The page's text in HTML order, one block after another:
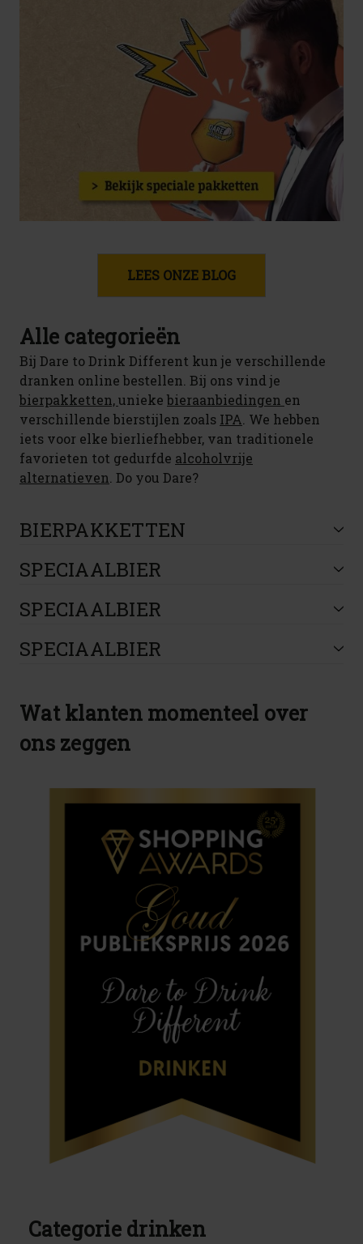
LEES ONZE BLOG
Alle categorieën
Bij Dare to Drink Different kun je verschillende
dranken online bestellen. Bij ons vind je
bierpakketten,unieke bieraanbiedingen en
verschillende bierstijlen zoals IPA . We hebben
iets voor elke bierliefhebber, van traditionele
favorieten tot gedurfde alcoholvrije
alternatieven . Do you Dare?
BIERPAKKETTEN
SPECIAALBIER
SPECIAALBIER
SPECIAALBIER
Wat klanten momenteel over
ons zeggen
Categorie drinken